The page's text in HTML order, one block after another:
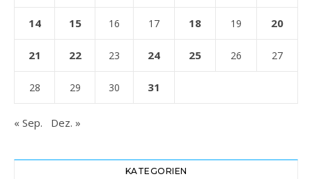
14 15 16 17 18 19 20
21 22 23 24 25 26 27
28 29 30 31
« Sep. Dez. »
KATEGORIEN